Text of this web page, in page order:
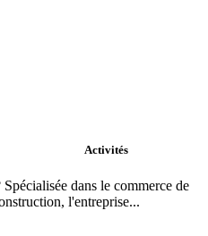
Activités
dans le commerce de
l'entreprise...